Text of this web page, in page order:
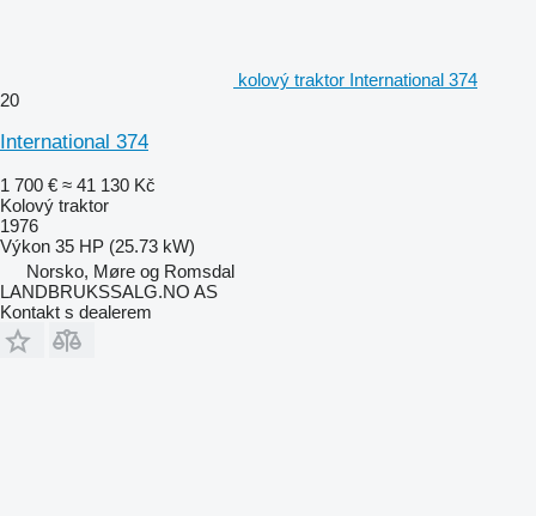
kolový traktor International 374
20
International 374
1 700 € ≈ 41 130 Kč
Kolový traktor
1976
Výkon 35 HP (25.73 kW)
Norsko, Møre og Romsdal
LANDBRUKSSALG.NO AS
Kontakt s dealerem